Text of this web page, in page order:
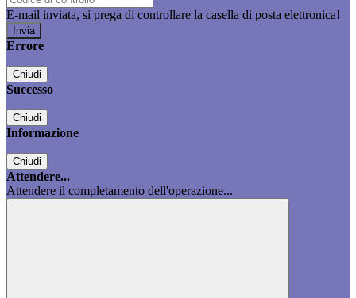
E-mail inviata, si prega di controllare la casella di posta elettronica!
Errore
Chiudi
Successo
Chiudi
Informazione
Chiudi
Attendere...
Attendere il completamento dell'operazione...